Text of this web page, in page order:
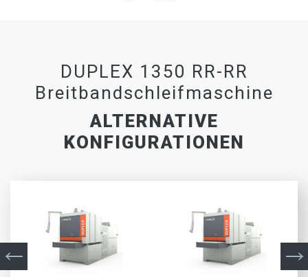
DUPLEX 1350 RR-RR
Breitbandschleifmaschine
ALTERNATIVE
KONFIGURATIONEN